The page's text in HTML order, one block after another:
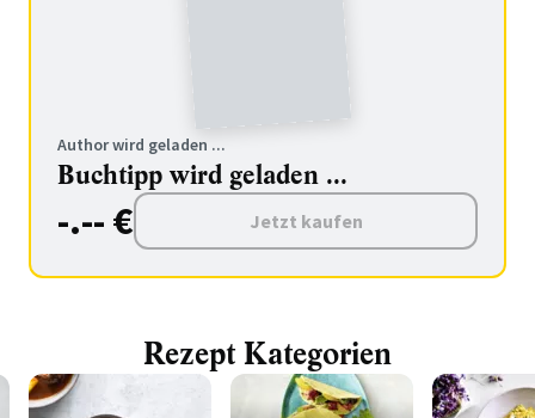
Author wird geladen ...
Buchtipp wird geladen ...
-.-- € Jetzt kaufen
Rezept Kategorien